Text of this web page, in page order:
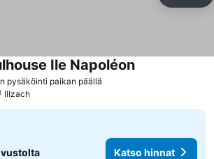
pysäköinti paikan päällä
Ile NapoléonKatso hinnat
Illzach
Katso hinnat